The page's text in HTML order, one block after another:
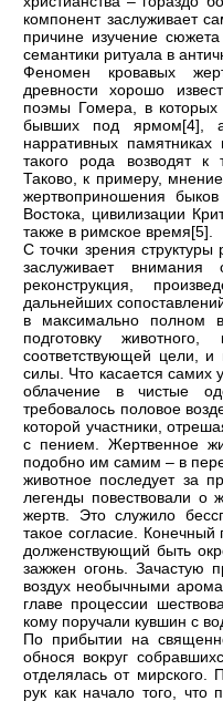
компонент заслуживает
причине изучение
семантики ритуала в
Феномен кровавых
древности хорошо
поэмы Гомера, в
бывших под ярмом[4], а
нарративных памятниках
такого рода возводят к
Таково, к примеру,
жертвоприношения
Востока, цивилизации
также в римское время[5].
С точки зрения структуры
заслуживает внимания
реконструкция,
дальнейших
в максимально полном
подготовку
соответствующей цели, и
силы. Что касается самих
облачение в чистые
требовалось половое
которой участники,
с пением. Жертвенное
подобно им самим – в
животное последует за
легенды повествовали о
жертв. Это служило
такое согласие.
долженствующий быть
зажжен огонь. Зачастую
воздух необычными
главе процессии
кому поручали кувшин с
По прибытии на
обнося вокруг
отделялась от мирского.
рук как начало того,